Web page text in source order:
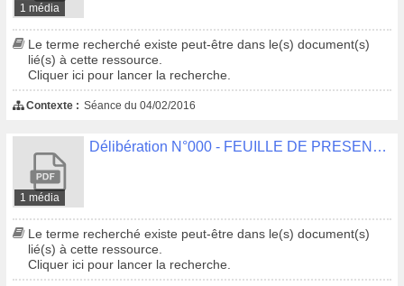
1 média
Le terme recherché existe peut-être dans le(s) document(s)
lié(s) à cette ressource.
Cliquer ici pour lancer la recherche.
Contexte : Séance du 04/02/2016
1 média
Délibération N°000 - FEUILLE DE PRESENCE
Le terme recherché existe peut-être dans le(s) document(s)
lié(s) à cette ressource.
Cliquer ici pour lancer la recherche.